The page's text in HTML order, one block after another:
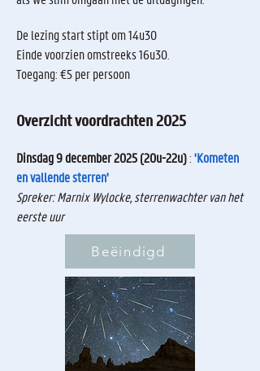
De lezing start stipt om 14u30
Einde voorzien omstreeks 16u30.
Toegang: €5 per persoon
Overzicht voordrachten 2025
Dinsdag 9 december 2025 (20u-22u):'Kometen
en vallende sterren'
Spreker: Marnix Wylocke, sterrenwachter van het
eerste uur
Beëindigd